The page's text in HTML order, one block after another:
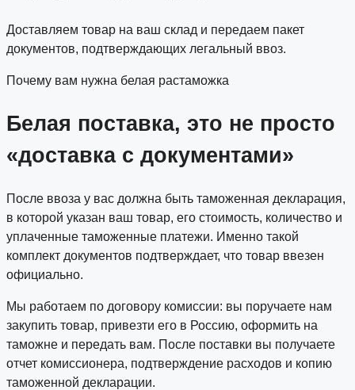
Доставляем товар на ваш склад и передаем пакет
документов, подтверждающих легальный ввоз.
Почему вам нужна белая растаможка
Белая поставка, это не просто
«доставка с документами»
После ввоза у вас должна быть таможенная декларация,
в которой указан ваш товар, его стоимость, количество и
уплаченные таможенные платежи. Именно такой
комплект документов подтверждает, что товар ввезен
официально.
Мы работаем по договору комиссии: вы поручаете нам
закупить товар, привезти его в Россию, оформить на
таможне и передать вам. После поставки вы получаете
отчет комиссионера, подтверждение расходов и копию
таможенной декларации.